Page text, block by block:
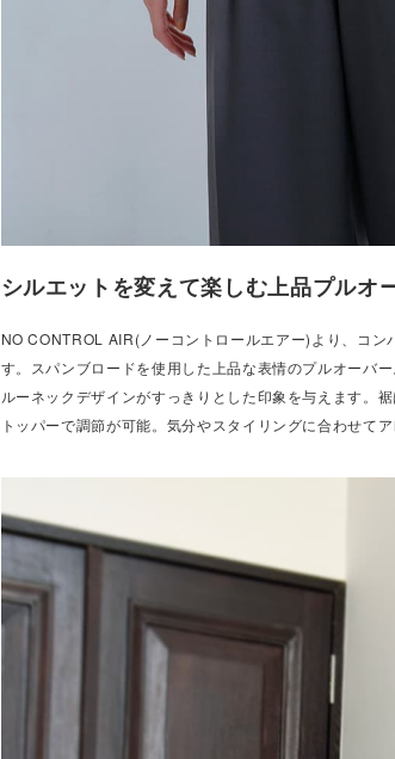
シルエットを変えて楽しむ上品プルオ
NO CONTROL AIR(ノーコントロールエアー)より、コ
す。スパンブロードを使用した上品な表情のプルオーバ
ルーネックデザインがすっきりとした印象を与えます。
トッパーで調節が可能。気分やスタイリングに合わせて